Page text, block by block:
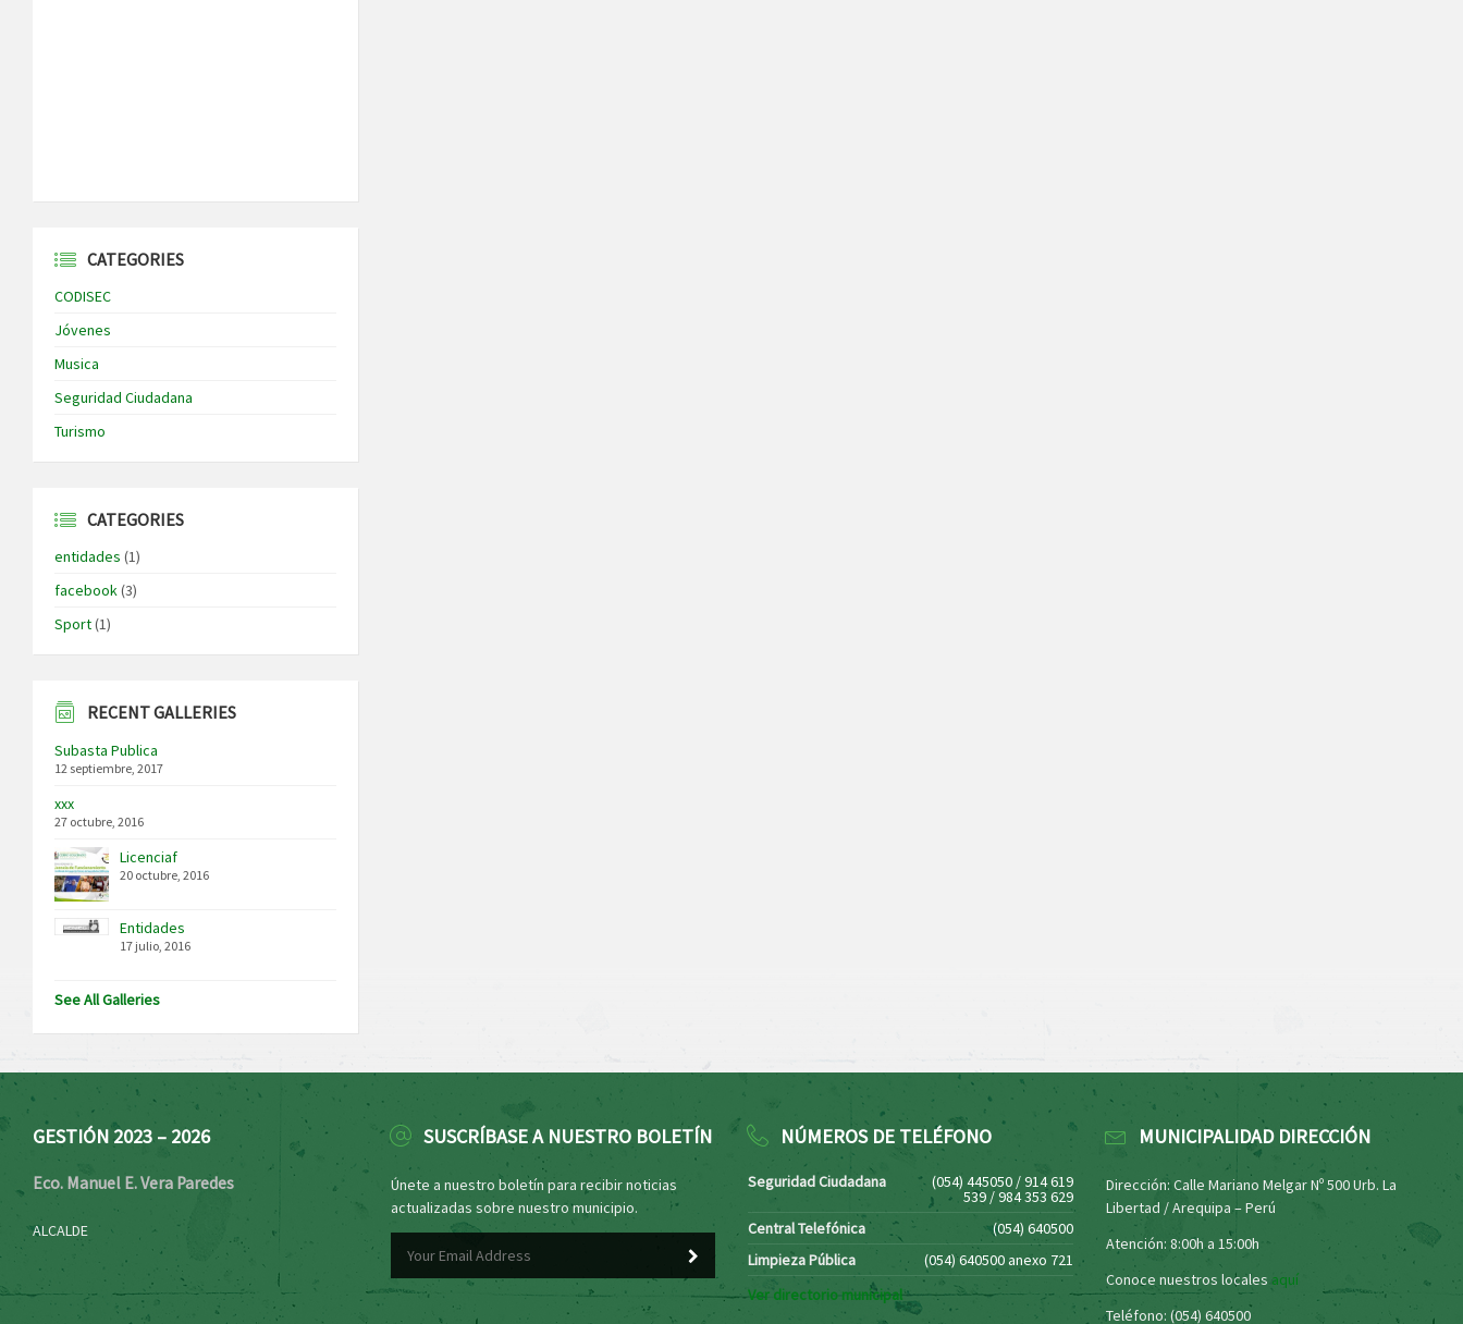
CATEGORIES
CODISEC
Jóvenes
Musica
Seguridad Ciudadana
Turismo
CATEGORIES
entidades (1)
facebook(3)
Sport(1)
RECENT GALLERIES
Subasta Publica
12 septiembre, 2017
xxx
27 octubre, 2016
Licenciaf
20 octubre, 2016
Entidades
17 julio, 2016
See All Galleries
GESTIÓN 2023 – 2026
Eco. Manuel E. Vera Paredes
ALCALDE
SUSCRÍBASE A NUESTRO BOLETÍN
Únete a nuestro boletín para recibir noticias
actualizadas sobre nuestro municipio.
NÚMEROS DE TELÉFONO
Seguridad Ciudadana (054) 445050 / 914 619
539 / 984 353 629
Central Telefónica
(054) 640500
Limpieza Pública
(054) 640500 anexo 721
Ver directorio municipal
MUNICIPALIDAD DIRECCIÓN
Dirección: Calle Mariano Melgar Nº 500 Urb. La
Libertad / Arequipa – Perú
Atención: 8:00h a 15:00h
Conoce nuestros locales aquí
Teléfono: (054) 640500